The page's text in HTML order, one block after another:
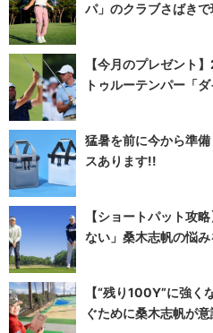
パ」のクラブさばき
【今月のプレゼント
トゥルーテンパー「
猛暑を前に今から準
スあります!!
【ショートパット攻
ない」桑木志帆の悩
【“残り100Y”に強
ぐために桑木志帆が